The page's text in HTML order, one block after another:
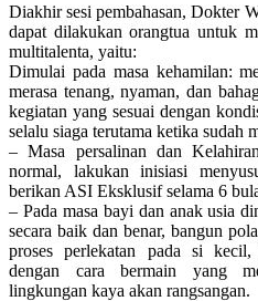
Diakhir sesi pembahasan, Dokter
dapat dilakukan orangtua untuk
multitalenta, yaitu:
Dimulai pada masa kehamilan:
merasa tenang, nyaman, dan
kegiatan yang sesuai dengan
selalu siaga terutama ketika sudah
– Masa persalinan dan
normal, lakukan inisiasi
berikan ASI Eksklusif selama 6
– Pada masa bayi dan anak usia
secara baik dan benar, bangun
proses perlekatan pada si kecil,
dengan cara bermain yang
lingkungan kaya akan rangsangan.